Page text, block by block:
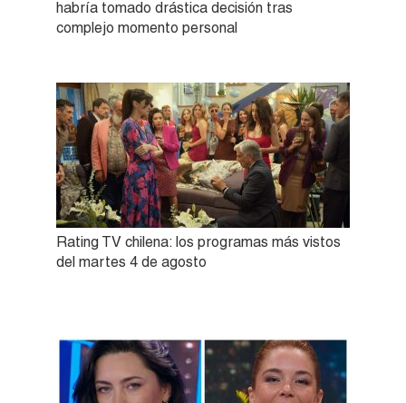
habría tomado drástica decisión tras
complejo momento personal
Rating TV chilena: los programas más vistos
del martes 4 de agosto